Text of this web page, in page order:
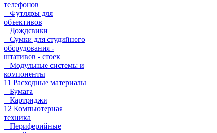
телефонов
Футляры для
объективов
Дождевики
Сумки для студийного
оборудования -
штативов - стоек
Модульные системы и
компоненты
11 Расходные материалы
Бумага
Картриджи
12 Компьютерная
техника
Периферийные